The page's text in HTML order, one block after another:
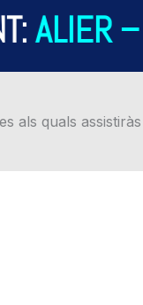
–
als quals assistiràs